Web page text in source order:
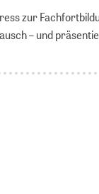
zur
– und